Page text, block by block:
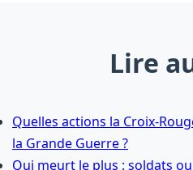
Lire
Quelles actions la Croix-
la Grande Guerre ?
Qui meurt le plus : soldats